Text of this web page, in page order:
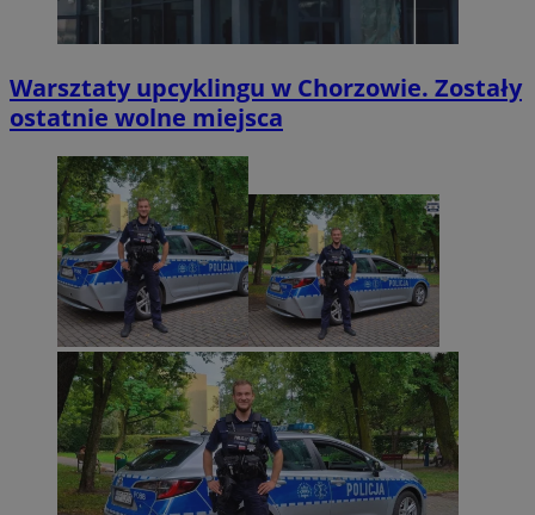
Warsztaty upcyklingu w Chorzowie. Zostały
ostatnie wolne miejsca